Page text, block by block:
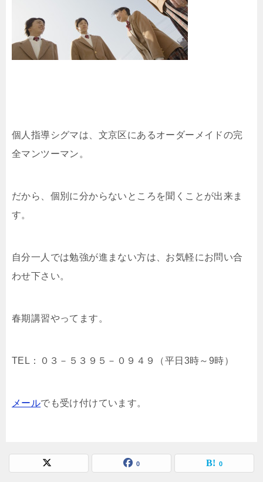
個人指導シグマは、文京区にあるオーダーメイドの完
全マンツーマン。
だから、個別に分からないところを聞くことが出来ま
す。
自分一人では勉強が進まない方は、お気軽にお問い合
わせ下さい。
春期講習やってます。
TEL：０３－５３９５－０９４９（平日3時～9時）
メールでも受け付けています。
0 0